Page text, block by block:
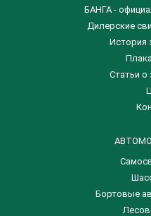
БАНГА -
Дилерские
История
Статьи о
Бортовые